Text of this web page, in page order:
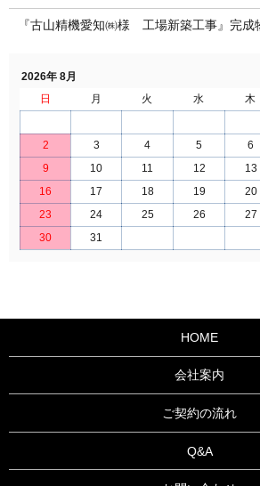
『古山精機愛知㈱様 工場新築工事』完成
2026年 8月
日
月 火 水 木
2
3 4 5 6
9
10 11 12 13
16
17 18 19 20
23
24 25 26 27
30
31
HOME
会社案内
ご契約の流れ
Q&A